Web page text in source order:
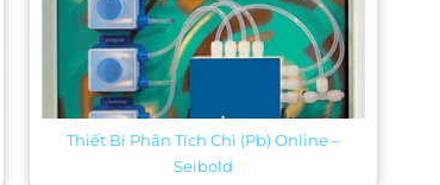
Thiết Bị Phân Tích Chì (Pb) Online –
Seibold